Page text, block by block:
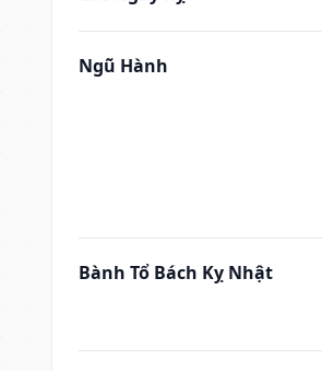
Ngũ Hành
Bành Tổ Bách Kỵ Nhật